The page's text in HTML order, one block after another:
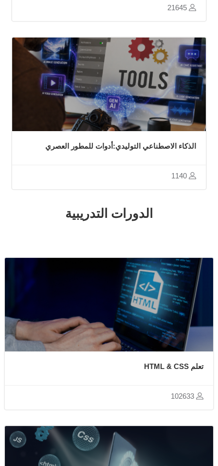
21645
الذكاء الاصطناعي التوليدي:أدوات للمطور العصري
1140
الدورات التدريبية
تعلم HTML & CSS
102633